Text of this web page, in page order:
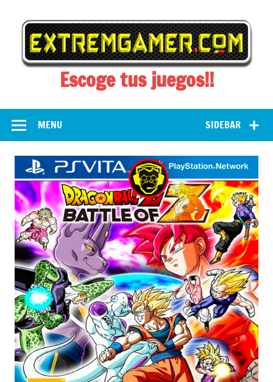
content
Escoge tus juegos!!
SIDEBAR
MENU